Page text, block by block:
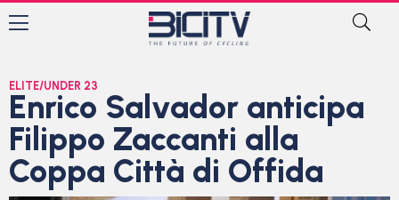
ELITE/UNDER 23
Enrico Salvador anticipa
Filippo Zaccanti alla
Coppa Città di Offida